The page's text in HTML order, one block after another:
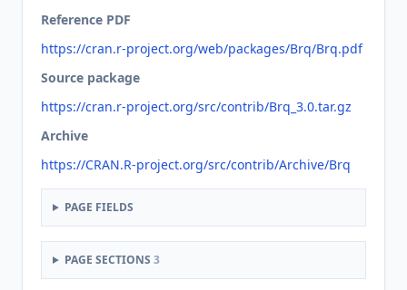
Reference PDF
https://cran.r-project.org/web/packages/Brq/Brq.pdf
Source package
https://cran.r-project.org/src/contrib/Brq_3.0.tar.gz
Archive
https://CRAN.R-project.org/src/contrib/Archive/Brq
PAGE FIELDS
PAGE SECTIONS 3